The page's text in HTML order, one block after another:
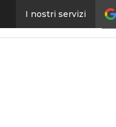
I nostri servizi